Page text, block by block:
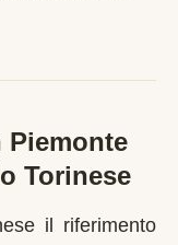
Piemonte
Torinese
il riferimento